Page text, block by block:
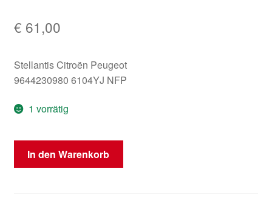
€ 61,00
Stellantis Citroën Peugeot
9644230980 6104YJ NFP
1 vorrätig
Tachometer
Peugeot
In den Warenkorb